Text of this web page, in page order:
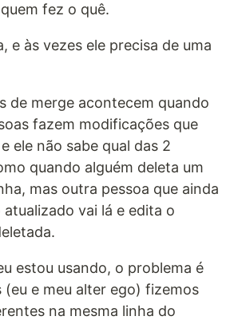
fez o quê.
e às vezes ele precisa de uma
de merge acontecem quando
fazem modificações que
ele não sabe qual das 2
quando alguém deleta um
mas outra pessoa que ainda
vai lá e edita o
estou usando, o problema é
(eu e meu alter ego) fizemos
na mesma linha do